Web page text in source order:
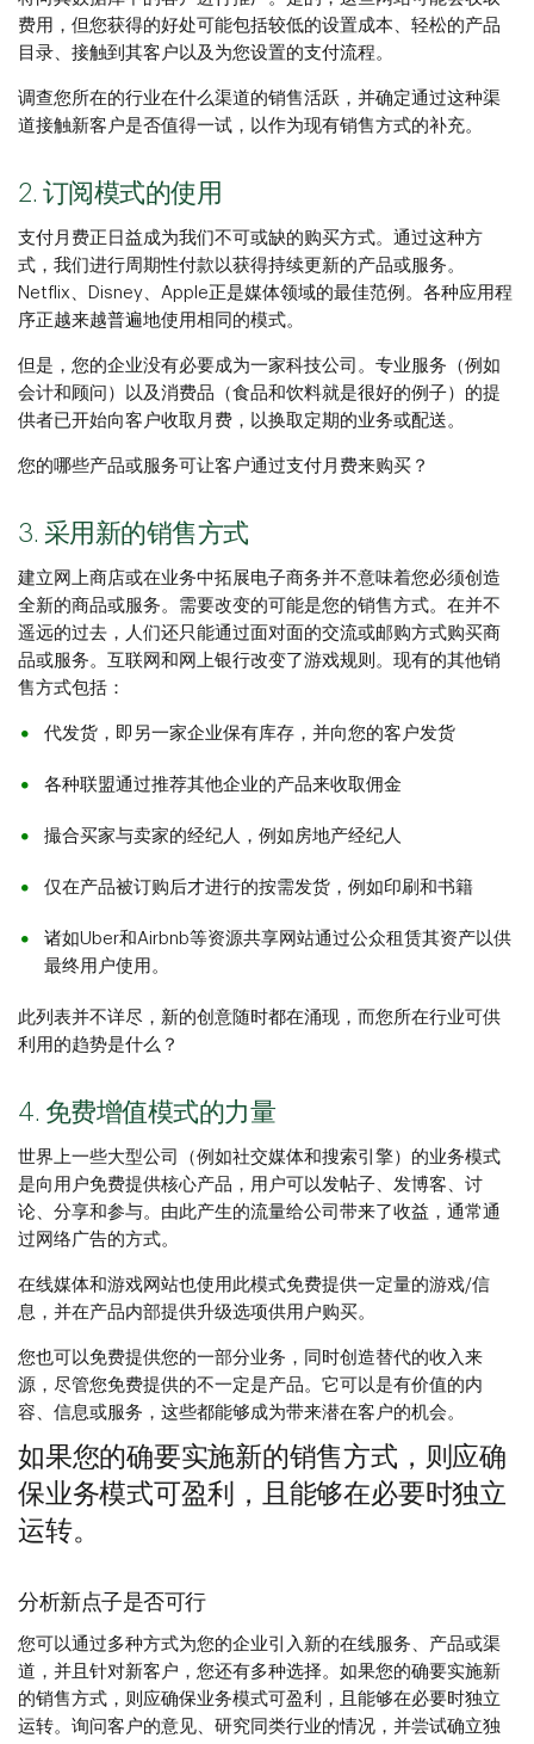
费用，但您获得的好处可能包括较低的设置成本、轻松的产品
目录、接触到其客户以及为您设置的支付流程。
调查您所在的行业在什么渠道的销售活跃，并确定通过这种渠
道接触新客户是否值得一试，以作为现有销售方式的补充。
2. 订阅模式的使用
支付月费正日益成为我们不可或缺的购买方式。通过这种方
式，我们进行周期性付款以获得持续更新的产品或服务。
Netflix、Disney、Apple正是媒体领域的最佳范例。各种应用程
序正越来越普遍地使用相同的模式。
但是，您的企业没有必要成为一家科技公司。专业服务（例如
会计和顾问）以及消费品（食品和饮料就是很好的例子）的提
供者已开始向客户收取月费，以换取定期的业务或配送。
您的哪些产品或服务可让客户通过支付月费来购买？
3. 采用新的销售方式
建立网上商店或在业务中拓展电子商务并不意味着您必须创造
全新的商品或服务。需要改变的可能是您的销售方式。在并不
遥远的过去，人们还只能通过面对面的交流或邮购方式购买商
品或服务。互联网和网上银行改变了游戏规则。现有的其他销
售方式包括：
代发货，即另一家企业保有库存，并向您的客户发货
各种联盟通过推荐其他企业的产品来收取佣金
撮合买家与卖家的经纪人，例如房地产经纪人
仅在产品被订购后才进行的按需发货，例如印刷和书籍
诸如Uber和Airbnb等资源共享网站通过公众租赁其资产以供
最终用户使用。
此列表并不详尽，新的创意随时都在涌现，而您所在行业可供
利用的趋势是什么？
4. 免费增值模式的力量
世界上一些大型公司（例如社交媒体和搜索引擎）的业务模式
是向用户免费提供核心产品，用户可以发帖子、发博客、讨
论、分享和参与。由此产生的流量给公司带来了收益，通常通
过网络广告的方式。
在线媒体和游戏网站也使用此模式免费提供一定量的游戏/信
息，并在产品内部提供升级选项供用户购买。
您也可以免费提供您的一部分业务，同时创造替代的收入来
源，尽管您免费提供的不一定是产品。它可以是有价值的内
容、信息或服务，这些都能够成为带来潜在客户的机会。
如果您的确要实施新的销售方式，则应确
保业务模式可盈利，且能够在必要时独立
运转。
分析新点子是否可行
您可以通过多种方式为您的企业引入新的在线服务、产品或渠
道，并且针对新客户，您还有多种选择。如果您的确要实施新
的销售方式，则应确保业务模式可盈利，且能够在必要时独立
运转。询问客户的意见、研究同类行业的情况，并尝试确立独